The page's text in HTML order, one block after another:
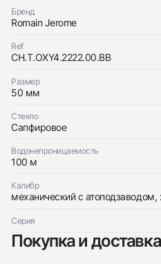
Бренд
Romain Jerome
Ref
CH.T.OXY4.2222.00.BB
Размер
50 мм
Стекло
Сапфировое
Водонепроницаемость
100 м
Калибр
механический с атоподзаводом,
Серия
Покупка и доставка
Titanic-DNA - Rusted
$17,550
Хорошее